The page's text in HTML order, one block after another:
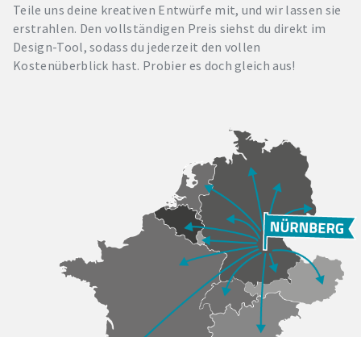
Teile uns deine kreativen Entwürfe mit, und wir lassen sie
erstrahlen. Den vollständigen Preis siehst du direkt im
Design-Tool, sodass du jederzeit den vollen
Kostenüberblick hast. Probier es doch gleich aus!